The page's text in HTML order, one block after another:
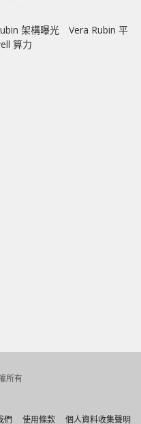
架構曝光 Vera Rubin 平
算力
所有
們 使用條款 個人資料收集聲明